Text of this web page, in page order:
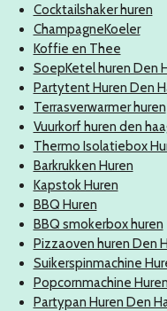
Cocktailshaker huren
ChampagneKoeler
Koffie en Thee
SoepKetel huren Den
Partytent Huren Den
Terrasverwarmer huren
Vuurkorf huren den
Thermo Isolatiebox
Barkrukken Huren
Kapstok Huren
BBQ Huren
BBQ smokerbox huren
Pizzaoven huren Den
Suikerspinmachine
Popcornmachine Huren
Partypan Huren Den